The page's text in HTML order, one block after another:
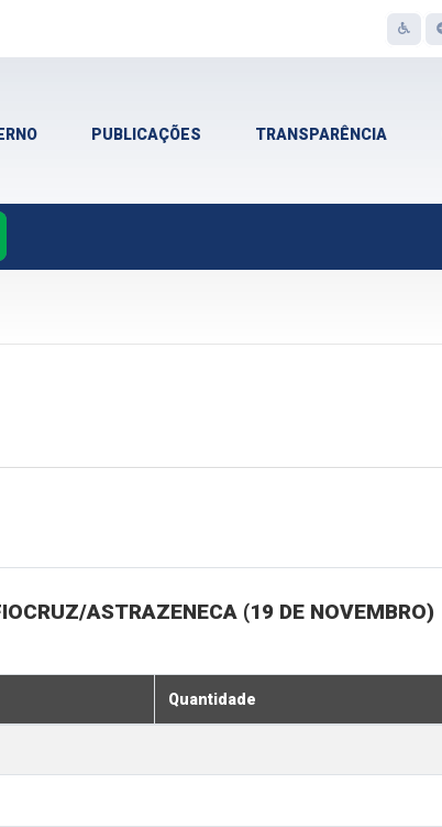
PUBLICAÇÕES TRANSPARÊNCIA
ASTRAZENECA (19 DE NOVEMBRO)
Quantidade